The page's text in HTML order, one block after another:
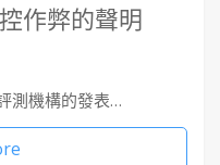
作弊的聲明
測機構的發表…